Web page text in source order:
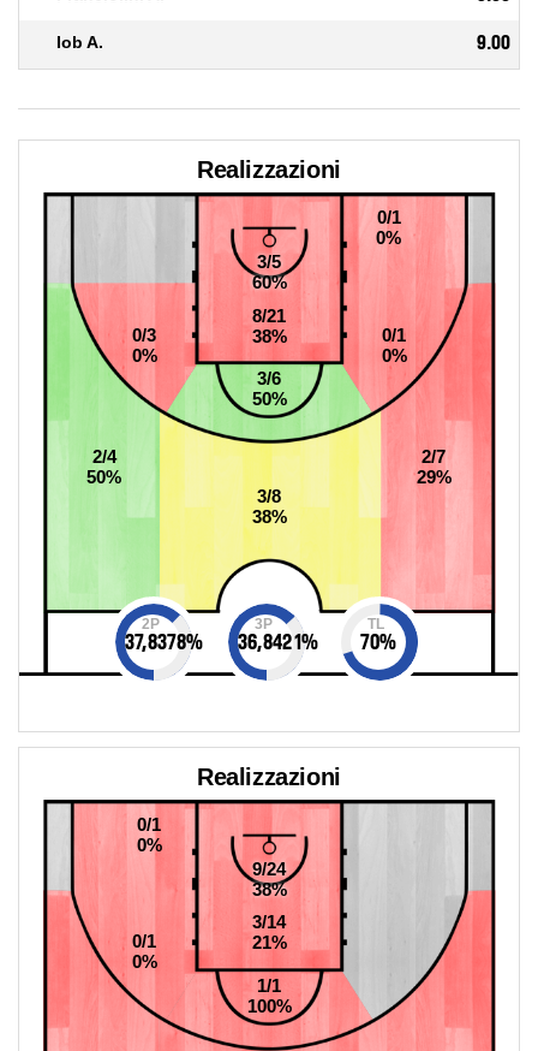
Iob A. 9.00
Realizzazioni
3/6
50%
0/3
0%
0/1
0%
0/1
0%
8/21
38%
3/5
60%
3/8
38%
2/4
50%
2/7
29%
2P
37,8378%
3P
36,8421%
TL
70%
Realizzazioni
0/1
0%
0/1
0%
3/14
21%
9/24
38%
1/1
100%